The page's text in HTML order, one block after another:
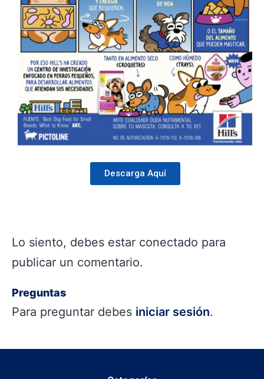
Descarga Aquí
Lo siento, debes estar conectado para
publicar un comentario.
Preguntas
Para preguntar debes iniciar sesión.